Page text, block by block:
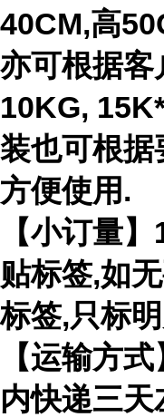
40CM,高
亦可根据客
10KG,
装也可根据
方便使用.
【小订量
贴标签,如
标签,只标
【运输方
内快递三